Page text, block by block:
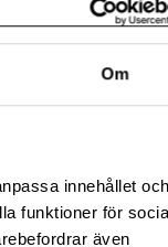
Om
innehållet och
funktioner för
även
A4AC-